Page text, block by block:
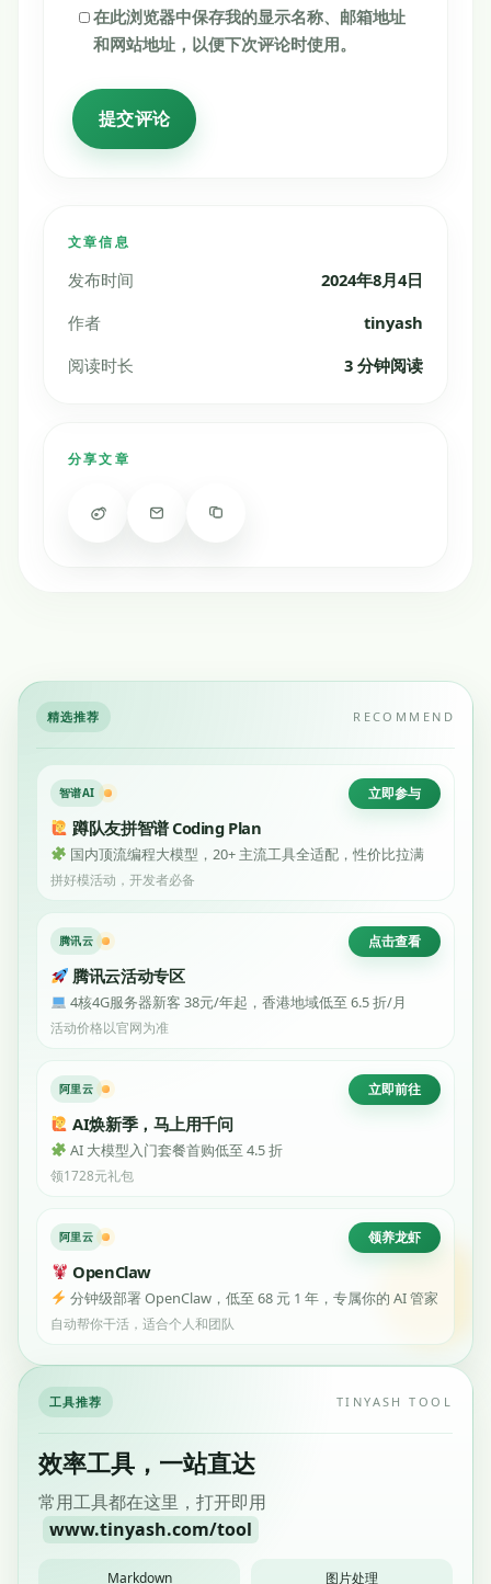
文章信息
发布时间
2024年8月4日
作者
tinyash
阅读时长
3 分钟阅读
分享文章
在此浏览器中保存我的显示名称、邮箱地址
和网站地址，以便下次评论时使用。
精选推荐 RECOMMEND
智谱AI 立即参与
蹲队友拼智谱 Coding Plan
国内顶流编程大模型，20+ 主流工具全适配，性价比拉满
拼好模活动，开发者必备
腾讯云 点击查看
腾讯云活动专区
4核4G服务器新客 38元/年起，香港地域低至 6.5 折/月
活动价格以官网为准
阿里云 立即前往
AI焕新季，马上用千问
AI 大模型入门套餐首购低至 4.5 折
领1728元礼包
阿里云 领养龙虾
OpenClaw
分钟级部署 OpenClaw，低至 68 元 1 年，专属你的 AI 管家
自动帮你干活，适合个人和团队
工具推荐 TINYASH TOOL
效率工具，一站直达
常用工具都在这里，打开即用
www.tinyash.com/tool
Markdown 图片处理